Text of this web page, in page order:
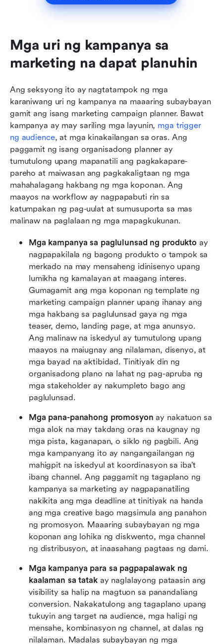
Mga uri ng kampanya sa
marketing na dapat planuhin
Ang seksyong ito ay nagtatampok ng mga
karaniwang uri ng kampanya na maaaring subaybayan
gamit ang isang marketing campaign planner. Bawat
kampanya ay may sariling mga layunin, mga trigger
ng audience, at mga kinakailangan sa oras. Ang
paggamit ng isang organisadong planner ay
tumutulong upang mapanatili ang pagkakapare-
pareho at maiwasan ang pagkakaligtaan ng mga
mahahalagang hakbang ng mga koponan. Ang
maayos na workflow ay nagpapabuti rin sa
katumpakan ng pag-uulat at sumusuporta sa mas
malinaw na paglalaan ng mga mapagkukunan.
Mga kampanya sa paglulunsad ng produkto ay
nagpapakilala ng bagong produkto o tampok sa
merkado na may mensaheng idinisenyo upang
lumikha ng kamalayan at maagang interes.
Gumagamit ang mga koponan ng template ng
marketing campaign planner upang ihanay ang
mga hakbang sa paglulunsad gaya ng mga
teaser, demo, landing page, at mga anunsyo.
Ang malinaw na iskedyul ay tumutulong upang
maayos na maiugnay ang nilalaman, disenyo, at
mga bayad na aktibidad. Tinitiyak din ng
organisadong plano na lahat ng pag-apruba ng
mga stakeholder ay nakumpleto bago ang
paglulunsad.
Mga pana-panahong promosyon ay nakatuon sa
mga alok na may takdang oras na kaugnay ng
mga pista, kaganapan, o siklo ng pagbili. Ang
mga kampanyang ito ay nangangailangan ng
mahigpit na iskedyul at koordinasyon sa iba’t
ibang channel. Ang paggamit ng tagaplano ng
kampanya sa marketing ay nagpapanatiling
nakikita ang mga deadline at tinitiyak na handa
ang mga creative bago magsimula ang panahon
ng promosyon. Maaaring subaybayan ng mga
koponan ang lohika ng diskwento, mga channel
ng distribusyon, at inaasahang pagtaas ng dami.
Mga kampanya para sa pagpapalawak ng
kaalaman sa tatak ay naglalayong pataasin ang
visibility sa halip na magtuon sa panandaliang
conversion. Nakakatulong ang tagaplano upang
tukuyin ang target na audience, mga haligi ng
mensahe, kombinasyon ng channel, at dalas ng
nilalaman. Madalas subaybayan ng mga